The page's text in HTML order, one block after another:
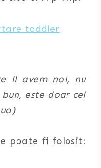
il avem noi, nu
este doar cel
poate fi folosit: